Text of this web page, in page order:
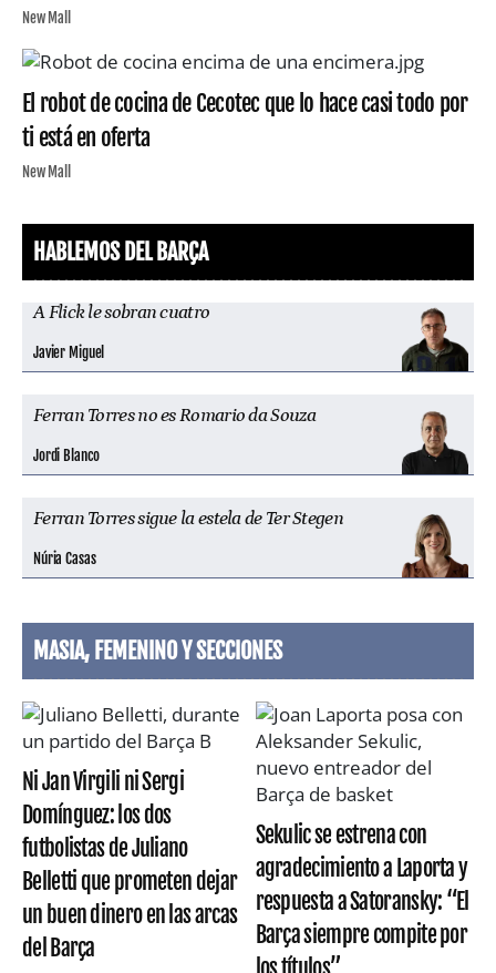
New Mall
El robot de cocina de Cecotec que lo hace casi todo por
ti está en oferta
New Mall
HABLEMOS DEL BARÇA
A Flick le sobran cuatro
Javier Miguel
Ferran Torres no es Romario da Souza
Jordi Blanco
Ferran Torres sigue la estela de Ter Stegen
Núria Casas
MASIA, FEMENINO Y SECCIONES
Ni Jan Virgili ni Sergi
Domínguez: los dos
futbolistas de Juliano
Belletti que prometen dejar
un buen dinero en las arcas
del Barça
Sekulic se estrena con
agradecimiento a Laporta y
respuesta a Satoransky: “El
Barça siempre compite por